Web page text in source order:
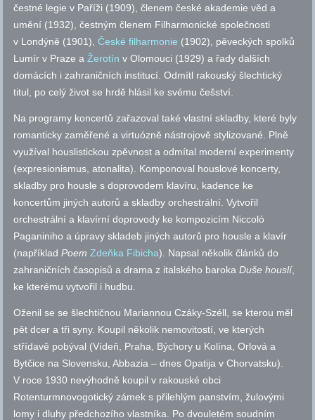
čestné legie v Paříži (1909), členem české akademie věd a
umění (1932), čestným členem Filharmonické společnosti
v Londýně (1901),České filharmonie (1902), pěveckých spolků
Lumír v Praze aŽerotín v Olomouci (1929) a řady dalších
domácích i zahraničních institucí. Odmítl rakouský šlechtický
titul, po celý život se hrdě hlásil ke svému češství.
Na programy koncertů zařazoval také vlastní skladby, které byly
romanticky zaměřené a virtuózně nástrojově stylizované. Plně
využíval houslistickou zpěvnost a odmítal moderní experimenty
(expresionismus, atonalita). Komponoval houslové koncerty,
skladby pro housle s doprovodem klavíru, kadence ke
koncertům jiných autorů a skladby orchestrální. Vytvořil
orchestrální a klavírní doprovody ke kompozicím Niccolò
Paganiniho a úpravy skladeb jiných autorů pro housle a klavír
(napříkladPoem Zdeňka Fibicha). Napsal několik článků do
zahraničních časopisů a drama z italského barokaDuše houslí,
ke kterému vytvořil i hudbu.
Oženil se se šlechtičnou Mariannou Czáky-Széll, se kterou měl
pět dcer a tři syny. Koupil několik nemovitostí, ve kterých
střídavě pobýval (Vídeň, Praha, Býchory u Kolína, Orlová a
Bytčice na Slovensku, Abbazia – dnes Opatija v Chorvatsku).
V roce 1930 nevýhodně koupil v rakouské obci
Rotenturmnovogotický zámek s přilehlým panstvím, žulovými
lomy i dluhy předchozího vlastníka. Po dvouletém soudním